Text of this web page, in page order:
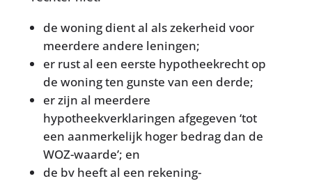
de woning dient al als zekerheid voor
meerdere andere leningen;
er rust al een eerste hypotheekrecht op
de woning ten gunste van een derde;
er zijn al meerdere
hypotheekverklaringen afgegeven ‘tot
een aanmerkelijk hoger bedrag dan de
WOZ-waarde’; en
de bv heeft al een rekening-